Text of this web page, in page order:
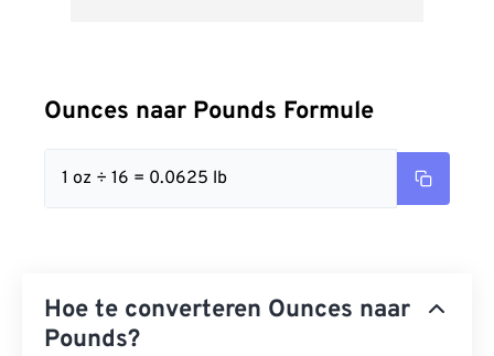
Ounces naar Pounds Formule
1 oz ÷ 16 = 0.0625 lb
Hoe te converteren Ounces naar
Pounds?